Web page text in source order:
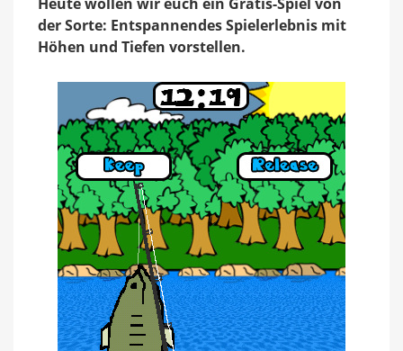
Pro
zum
Nulltarif
erhältlich
der Sorte: Entspannendes Spielerlebnis mit
Höhen und Tiefen vorstellen.